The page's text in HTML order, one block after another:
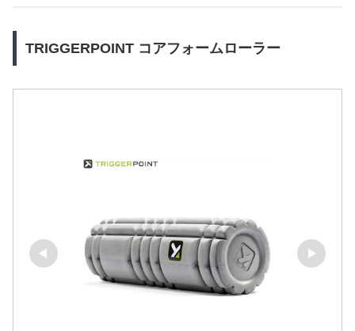
TRIGGERPOINT コアフォームローラー